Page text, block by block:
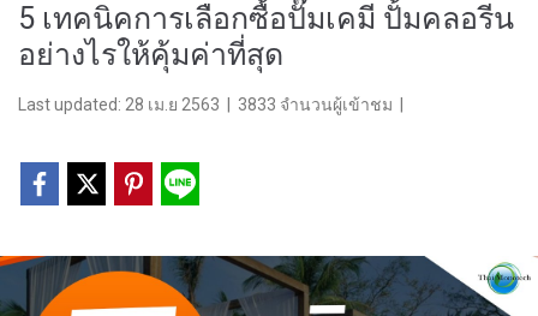
5 เทคนิคการเลือกซื้อปั๊มเคมี ปั้มคลอรีน
อย่างไรให้คุ้มค่าที่สุด
Last updated: 28 เม.ย 2563 3833 จำนวนผู้เข้าชม